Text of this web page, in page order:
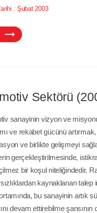
: Şubat 2003
Sektörü
sanayinin vizyon ve
ve rekabet gücünü
ve birlikte gelişmeyi
gerçekleştirilmesinde,
bir koşul niteliğindedir.
kaynaklanan talep
bu sanayinin artık
devam ettirebilme